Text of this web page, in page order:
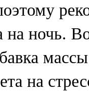
на ночь.
на